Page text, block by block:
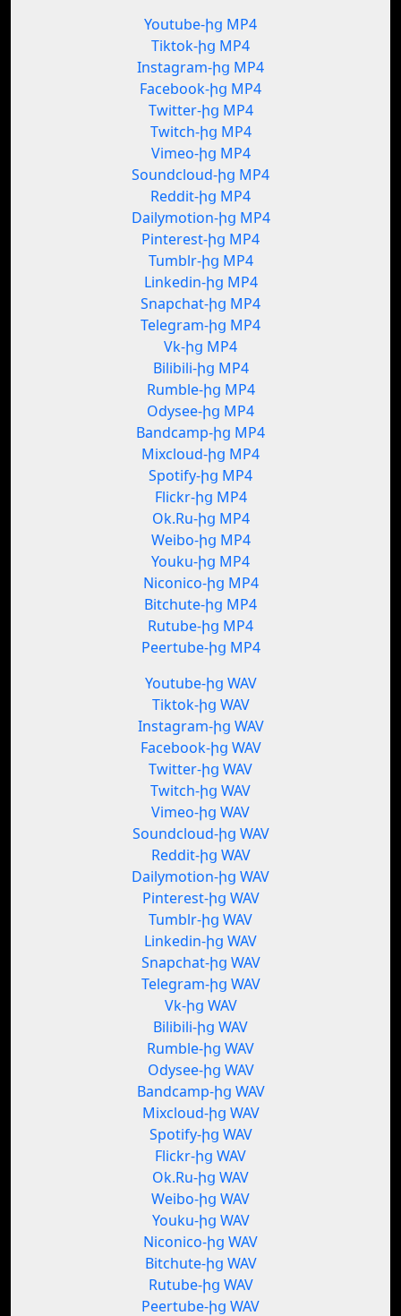
Youtube-ից MP4
Tiktok-ից MP4
Instagram-ից MP4
Facebook-ից MP4
Twitter-ից MP4
Twitch-ից MP4
Vimeo-ից MP4
Soundcloud-ից MP4
Reddit-ից MP4
Dailymotion-ից MP4
Pinterest-ից MP4
Tumblr-ից MP4
Linkedin-ից MP4
Snapchat-ից MP4
Telegram-ից MP4
Vk-ից MP4
Bilibili-ից MP4
Rumble-ից MP4
Odysee-ից MP4
Bandcamp-ից MP4
Mixcloud-ից MP4
Spotify-ից MP4
Flickr-ից MP4
Ok.Ru-ից MP4
Weibo-ից MP4
Youku-ից MP4
Niconico-ից MP4
Bitchute-ից MP4
Rutube-ից MP4
Peertube-ից MP4
Youtube-ից WAV
Tiktok-ից WAV
Instagram-ից WAV
Facebook-ից WAV
Twitter-ից WAV
Twitch-ից WAV
Vimeo-ից WAV
Soundcloud-ից WAV
Reddit-ից WAV
Dailymotion-ից WAV
Pinterest-ից WAV
Tumblr-ից WAV
Linkedin-ից WAV
Snapchat-ից WAV
Telegram-ից WAV
Vk-ից WAV
Bilibili-ից WAV
Rumble-ից WAV
Odysee-ից WAV
Bandcamp-ից WAV
Mixcloud-ից WAV
Spotify-ից WAV
Flickr-ից WAV
Ok.Ru-ից WAV
Weibo-ից WAV
Youku-ից WAV
Niconico-ից WAV
Bitchute-ից WAV
Rutube-ից WAV
Peertube-ից WAV